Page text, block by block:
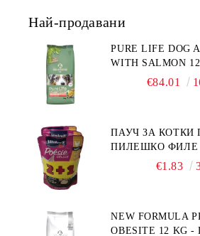
Най-продавани
PURE LIFE DOG
WITH SALMON
ПЪЛНОЦЕННА
БЕЗ ЗЪРНО, БЕЗ
ПРОИЗВЕДЕНА
€84.01
ПАУЧ ЗА КОТКИ
ПИЛЕШКО ФИЛЕ -
€1.83
NEW FORMULA
OBESITE 12